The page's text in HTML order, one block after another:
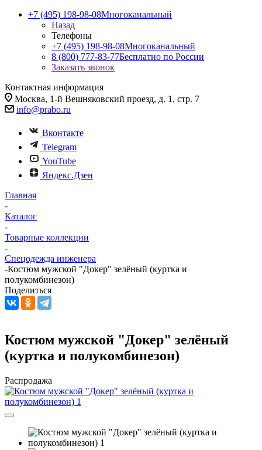
+7 (495) 198-98-08Многоканальный
Назад
Телефоны
+7 (495) 198-98-08Многоканальный
8 (800) 777-83-77Бесплатно по России
Заказать звонок
Контактная информация
Москва, 1-й Вешняковский проезд, д. 1, стр. 7
info@prabo.ru
Вконтакте
Telegram
YouTube
Яндекс.Дзен
Главная
-
Каталог
-
Товарные коллекции
-
Спецодежда инженера
-Костюм мужской "Докер" зелёный (куртка и
полукомбинезон)
Поделиться
Костюм мужской "Докер" зелёный
(куртка и полукомбинезон)
Распродажа